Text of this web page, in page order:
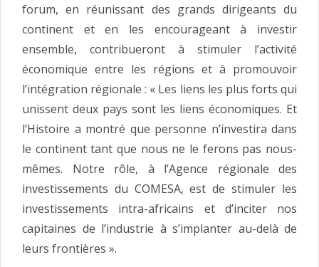
forum, en réunissant des grands dirigeants du
continent et en les encourageant à investir
ensemble, contribueront à stimuler l’activité
économique entre les régions et à promouvoir
l’intégration régionale : « Les liens les plus forts qui
unissent deux pays sont les liens économiques. Et
l’Histoire a montré que personne n’investira dans
le continent tant que nous ne le ferons pas nous-
mêmes. Notre rôle, à l’Agence régionale des
investissements du COMESA, est de stimuler les
investissements intra-africains et d’inciter nos
capitaines de l’industrie à s’implanter au-delà de
leurs frontières ».